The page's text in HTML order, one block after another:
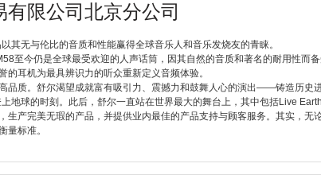
有限公司北京分公司
其无与伦比的音质和性能赢得全球音乐人和音乐发烧友的青睐。
至今仍是全球最受欢迎的人声话筒，因其自然的音质和著名的耐用性而
的耳机为最具辨识力的听众重新定义音频体验。
品质。舒尔渴望成就富有吸引力、震撼力和鼓舞人心的演出——铸造历史
地球的时刻。此后，舒尔一直站在世界最大的舞台上，其中包括Live
生产完美无瑕的产品，并提供业内最佳的产品支持与顾客服务。其实，无
量标准。